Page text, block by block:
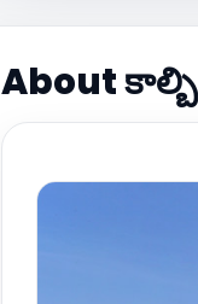
About కాల్బి